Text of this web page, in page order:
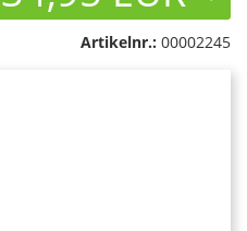
Artikelnr.: 00002245